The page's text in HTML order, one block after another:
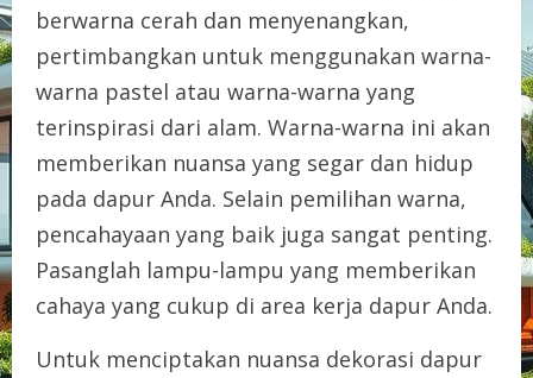
berwarna cerah dan menyenangkan,
pertimbangkan untuk menggunakan warna-
warna pastel atau warna-warna yang
terinspirasi dari alam. Warna-warna ini akan
memberikan nuansa yang segar dan hidup
pada dapur Anda. Selain pemilihan warna,
pencahayaan yang baik juga sangat penting.
Pasanglah lampu-lampu yang memberikan
cahaya yang cukup di area kerja dapur Anda.
Untuk menciptakan nuansa dekorasi dapur